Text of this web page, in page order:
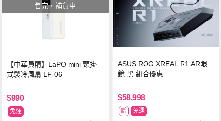
售完，補貨中
【中華員購】LaPO mini 頸掛
式製冷風扇 LF-06
$990
免運
ASUS ROG XREAL R1 AR眼
鏡 黑 組合優惠
$58,998
贈 免運